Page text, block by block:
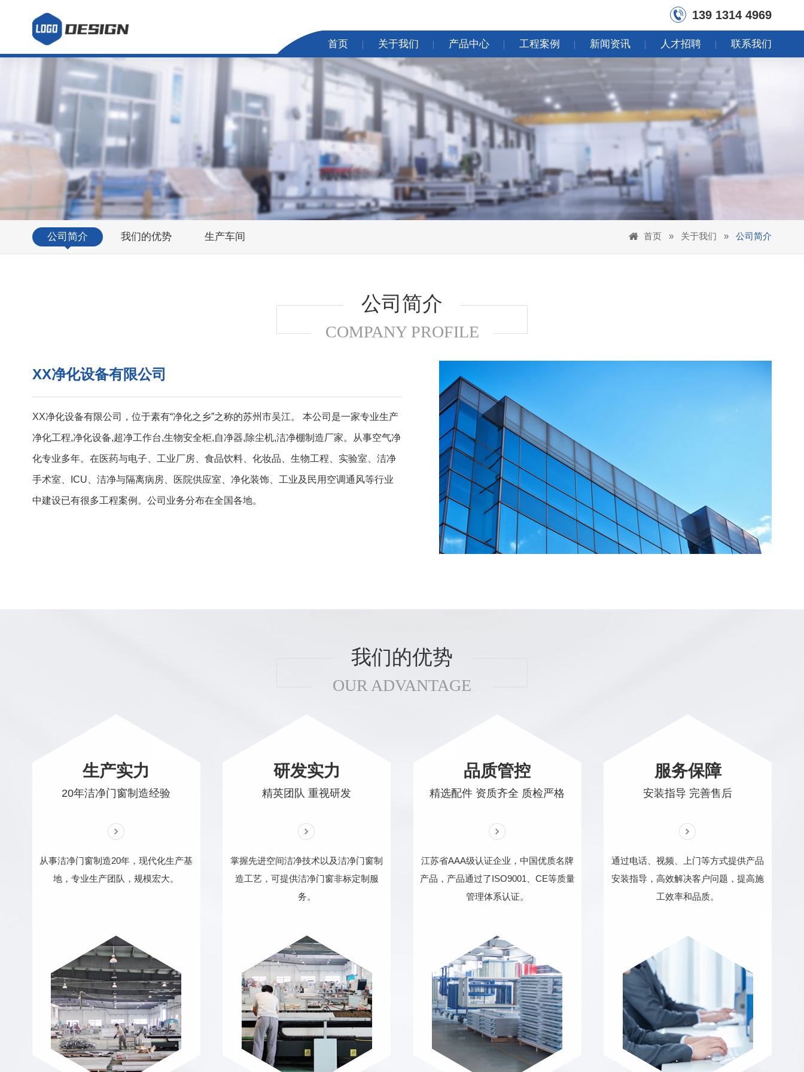
139 1314 4969
首页 关于我们 产品中心 工程案例 新闻资讯 人才招聘 联系我们
公司简介 我们的优势 生产车间 首页 » 关于我们 » 公司简介
公司简介
COMPANY PROFILE
XX净化设备有限公司
XX净化设备有限公司，位于素有“净化之乡”之称的苏州市吴江。 本公司是一家专业生产
净化工程,净化设备,超净工作台,生物安全柜,自净器,除尘机,洁净棚制造厂家。从事空气净
化专业多年。在医药与电子、工业厂房、食品饮料、化妆品、生物工程、实验室、洁净
手术室、ICU、洁净与隔离病房、医院供应室、净化装饰、工业及民用空调通风等行业
中建设已有很多工程案例。公司业务分布在全国各地。
我们的优势
OUR ADVANTAGE
生产实力
20年洁净门窗制造经验
从事洁净门窗制造20年，现代化生产基
地，专业生产团队，规模宏大。
研发实力
精英团队 重视研发
掌握先进空间洁净技术以及洁净门窗制
造工艺，可提供洁净门窗非标定制服
务。
品质管控
精选配件 资质齐全 质检严格
江苏省AAA级认证企业，中国优质名牌
产品，产品通过了ISO9001、CE等质量
管理体系认证。
服务保障
安装指导 完善售后
通过电话、视频、上门等方式提供产品
安装指导，高效解决客户问题，提高施
工效率和品质。